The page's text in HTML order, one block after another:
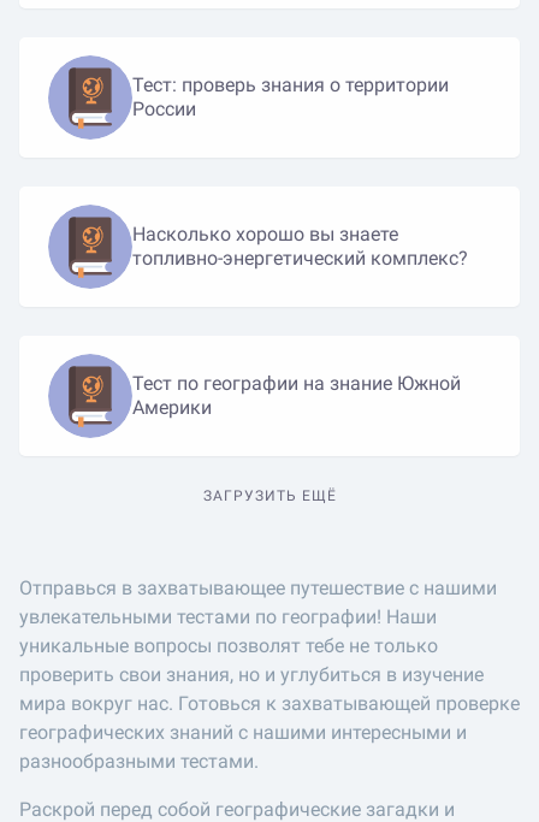
Тест: проверь знания о территории
России
Насколько хорошо вы знаете
топливно-энергетический комплекс?
Тест по географии на знание Южной
Америки
ЗАГРУЗИТЬ ЕЩЁ
Отправься в захватывающее путешествие с нашими
увлекательными тестами по географии! Наши
уникальные вопросы позволят тебе не только
проверить свои знания, но и углубиться в изучение
мира вокруг нас. Готовься к захватывающей проверке
географических знаний с нашими интересными и
разнообразными тестами.
Раскрой перед собой географические загадки и